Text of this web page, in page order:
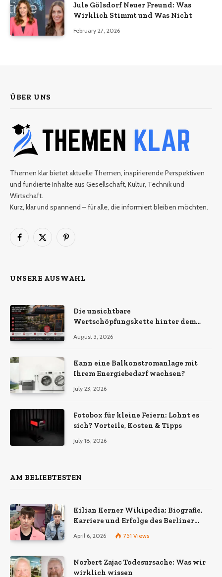
Jule Gölsdorf Neuer Freund: Was
Wirklich Stimmt und Was Nicht
February 27, 2026
ÜBER UNS
Themen klar bietet aktuelle Themen, inspirierende Perspektiven
und fundierte Inhalte aus Gesellschaft, Kultur, Technik und
Wirtschaft.
Kurz, klar und spannend – für alle, die informiert bleiben möchten.
Facebook
X
Pinterest
UNSERE AUSWAHL
Die unsichtbare
Wertschöpfungskette hinter dem
Ökonomie, EU-Fertigung und
wirklich bedeuten
August 3, 2026
Kann eine Balkonstromanlage mit
Ihrem Energiebedarf wachsen?
July 23, 2026
Fotobox für kleine Feiern: Lohnt es
sich? Vorteile, Kosten & Tipps
July 18, 2026
AM BELIEBTESTEN
Kilian Kerner Wikipedia: Biografie,
Karriere und Erfolge des Berliner
Modedesigners
April 6, 2026 751 Views
Norbert Zajac Todesursache: Was wir
wirklich wissen